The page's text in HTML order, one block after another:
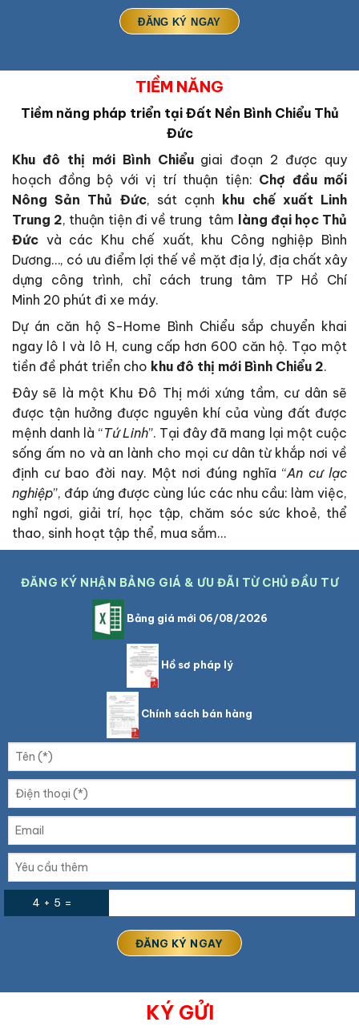
TIỀM NĂNG
Tiềm năng pháp triển tại Đất Nền Bình Chiểu Thủ
Đức
Khu đô thị mới Bình Chiểugiai đoạn 2 được quy
hoạch đồng bộ với vị trí thuận tiện: Chợ đầu mối
Nông Sản Thủ Đức, sát cạnh
khu chế xuất Linh
Trung 2, thuận tiện đi về trung tâm làng đại học Thủ
Đức và các Khu chế xuất, khu Công nghiệp Bình
Dương…, có ưu điểm lợi thế về mặt địa lý, địa chất xây
dựng công trình, chỉ cách trung tâm TP Hồ Chí
Minh 20 phút đi xe máy.
Dự án căn hộ S-Home Bình Chiểu sắp chuyển khai
ngay lô I và lô H, cung cấp hơn 600 căn hộ. Tạo một
tiền đề phát triển cho khu đô thị mới Bình Chiểu 2.
Đây sẽ là một Khu Đô Thị mới xứng tầm, cư dân sẽ
được tận hưởng được nguyên khí của vùng đất được
mệnh danh là “Tứ Linh”. Tại đây đã mang lại một cuộc
sống ấm no và an lành cho mọi cư dân từ khắp nơi về
định cư bao đời nay. Một nơi đúng nghĩa “An cư lạc
nghiệp”, đáp ứng được cùng lúc các nhu cầu: làm việc,
nghỉ ngơi, giải trí, học tập, chăm sóc sức khoẻ, thể
thao, sinh hoạt tập thể, mua sắm…
ĐĂNG KÝ NHẬN BẢNG GIÁ & ƯU ĐÃI TỪ CHỦ ĐẦU TƯ
Bảng giá mới 06/08/2026
Hồ sơ pháp lý
Chính sách bán hàng
4 + 5 =
KÝ GỬI